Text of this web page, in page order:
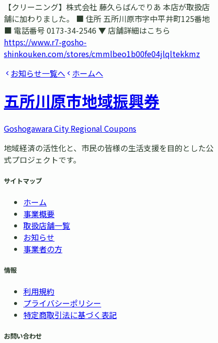
【クリーニング】株式会社 藤久らばんでりあ 本店が取扱店
舗に加わりました。 ■ 住所 五所川原市字中平井町125番地
■ 電話番号 0173-34-2546 ▼ 店舗詳細はこちら
https://www.r7-gosho-
shinkouken.com/stores/cmmlbeo1b00fe04jlqltekkmz
お知らせ一覧へ
ホームへ
五所川原市地域振興券
Goshogawara City Regional Coupons
地域経済の活性化と、市民の皆様の生活支援を目的とした公
式プロジェクトです。
サイトマップ
ホーム
事業概要
取扱店舗一覧
お知らせ
事業者の方
情報
利用規約
プライバシーポリシー
特定商取引法に基づく表記
お問い合わせ